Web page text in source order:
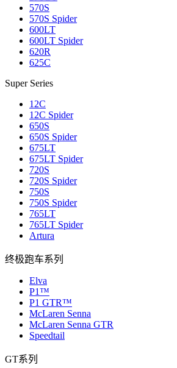
570S
570S Spider
600LT
600LT Spider
620R
625C
Super Series
12C
12C Spider
650S
650S Spider
675LT
675LT Spider
720S
720S Spider
750S
750S Spider
765LT
765LT Spider
Artura
终极跑车系列
Elva
P1™
P1 GTR™
McLaren Senna
McLaren Senna GTR
Speedtail
GT系列